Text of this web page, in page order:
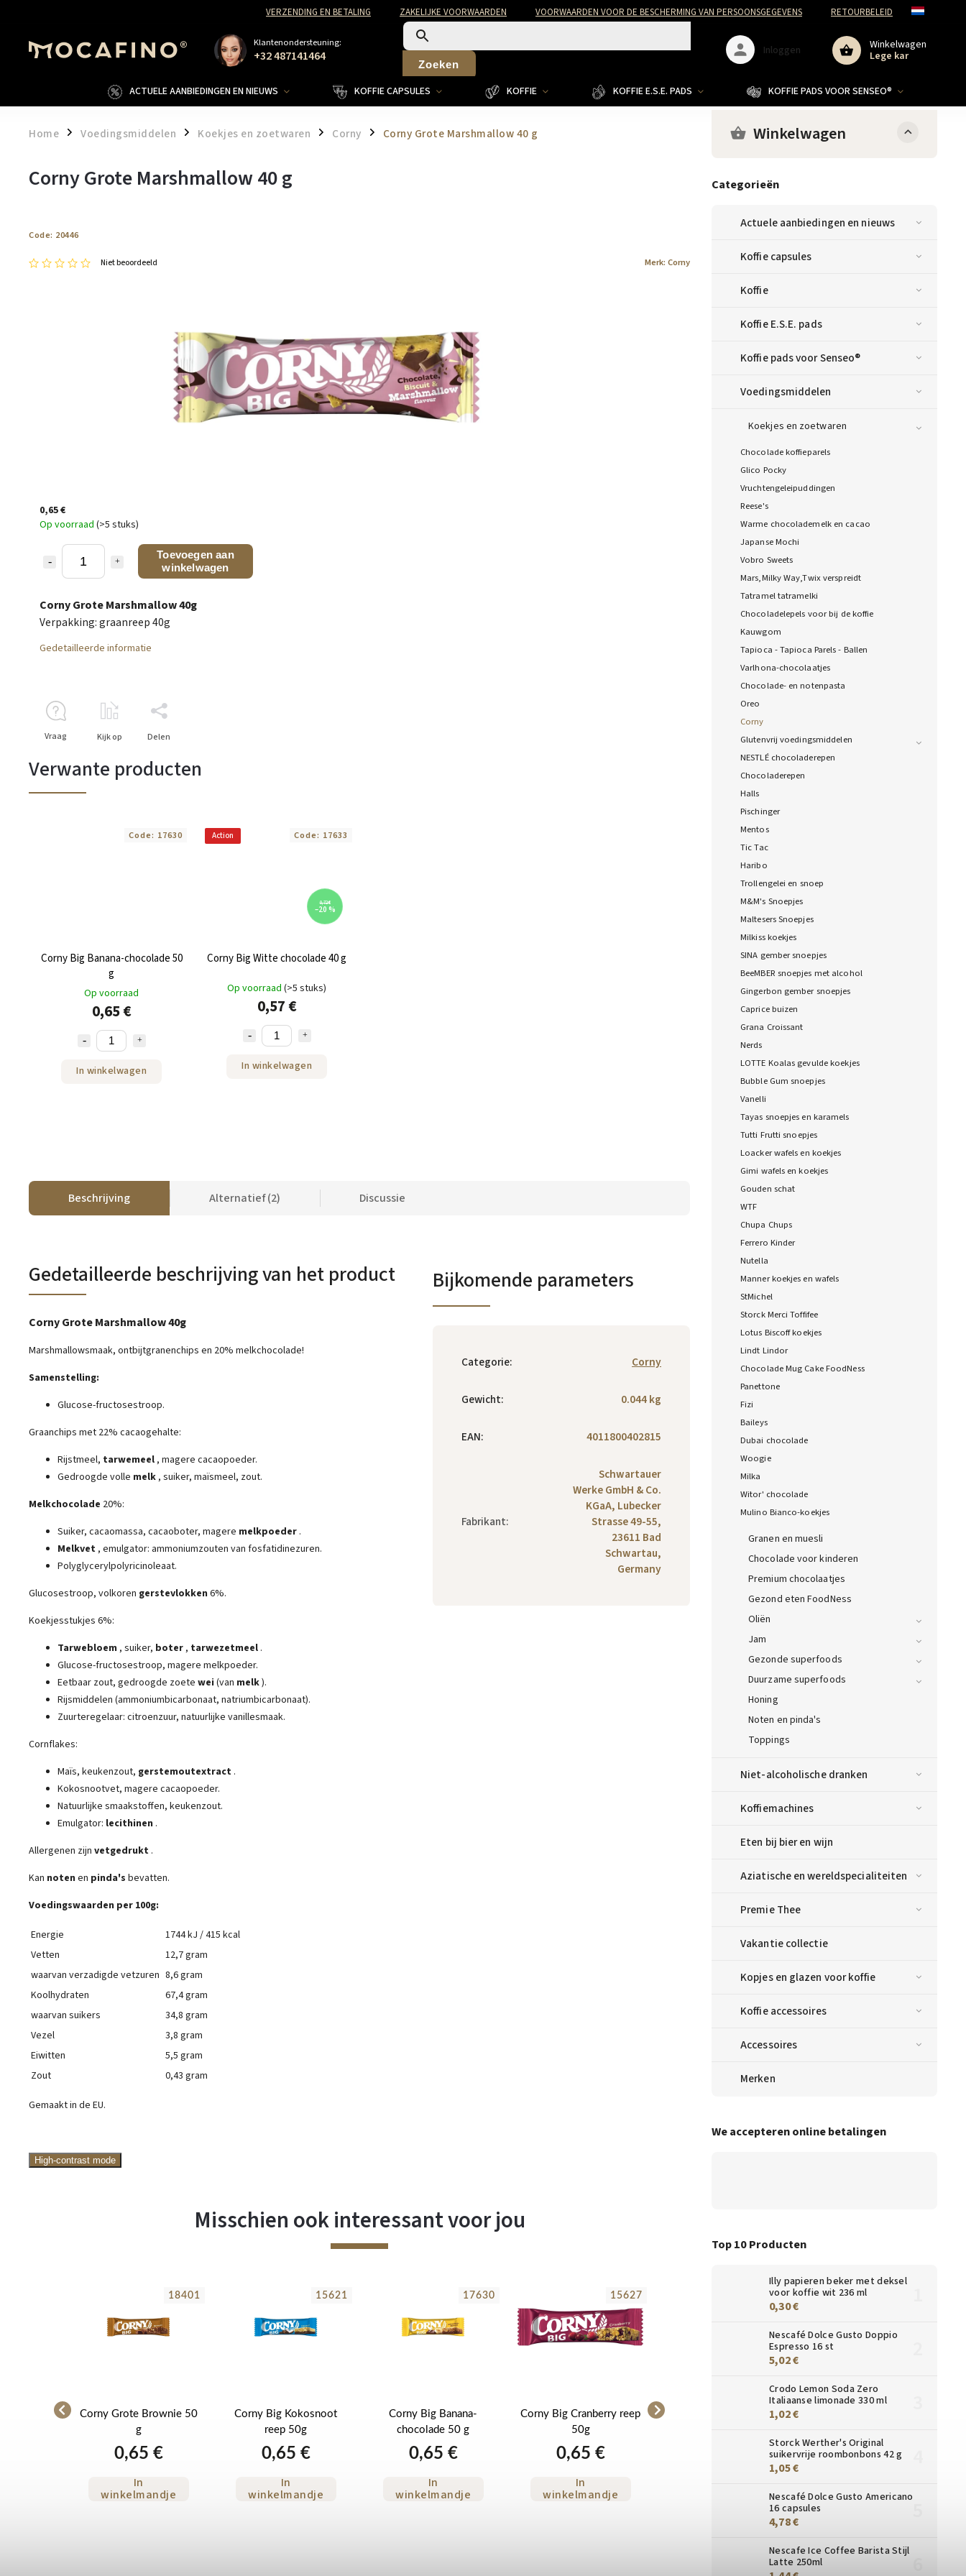
VERZENDING EN BETALING ZAKELIJKE VOORWAARDEN VOORWAARDEN VOOR DE BESCHERMING VAN PERSOONSGEGEVENS RETOURBELEID
Klantenondersteuning:
+32 487141464 Zoeken
Winkelwagen
Lege kar
Inloggen
ACTUELE AANBIEDINGEN EN NIEUWS KOFFIE CAPSULES KOFFIE KOFFIE E.S.E. PADS KOFFIE PADS VOOR SENSEO®
Home / Voedingsmiddelen / Koekjes en zoetwaren / Corny / Corny Grote Marshmallow 40 g Winkelwagen
Categorieën
Actuele aanbiedingen en nieuws
Koffie capsules
Koffie
Koffie E.S.E. pads
Koffie pads voor Senseo®
Voedingsmiddelen
Koekjes en zoetwaren
Chocolade koffieparels
Glico Pocky
Vruchtengeleipuddingen
Reese's
Warme chocolademelk en cacao
Japanse Mochi
Vobro Sweets
Mars,Milky Way,Twix verspreidt
Tatramel tatramelki
Chocoladelepels voor bij de koffie
Kauwgom
Tapioca - Tapioca Parels - Ballen
Varlhona-chocolaatjes
Chocolade- en notenpasta
Oreo
Corny
Glutenvrij voedingsmiddelen
NESTLÉ chocoladerepen
Chocoladerepen
Halls
Pischinger
Mentos
Tic Tac
Haribo
Trollengelei en snoep
M&M's Snoepjes
Maltesers Snoepjes
Milkiss koekjes
SINA gember snoepjes
BeeMBER snoepjes met alcohol
Gingerbon gember snoepjes
Caprice buizen
Grana Croissant
Nerds
LOTTE Koalas gevulde koekjes
Bubble Gum snoepjes
Vanelli
Tayas snoepjes en karamels
Tutti Frutti snoepjes
Loacker wafels en koekjes
Gimi wafels en koekjes
Gouden schat
WTF
Chupa Chups
Ferrero Kinder
Nutella
Manner koekjes en wafels
StMichel
Storck Merci Toffifee
Lotus Biscoff koekjes
Lindt Lindor
Chocolade Mug Cake FoodNess
Panettone
Fizi
Baileys
Dubai chocolade
Woogie
Milka
Witor' chocolade
Mulino Bianco-koekjes
Granen en muesli
Chocolade voor kinderen
Premium chocolaatjes
Gezond eten FoodNess
Oliën
Jam
Gezonde superfoods
Duurzame superfoods
Honing
Noten en pinda's
Toppings
Niet-alcoholische dranken
Koffiemachines
Eten bij bier en wijn
Aziatische en wereldspecialiteiten
Premie Thee
Vakantie collectie
Kopjes en glazen voor koffie
Koffie accessoires
Accessoires
Merken
We accepteren online betalingen
Top 10 Producten
Illy papieren beker met deksel
voor koffie wit 236 ml
0,30 €
Nescafé Dolce Gusto Doppio
Espresso 16 st
5,02 €
Crodo Lemon Soda Zero
Italiaanse limonade 330 ml
1,02 €
Storck Werther's Original
suikervrije roombonbons 42 g
1,05 €
Nescafé Dolce Gusto Americano
16 capsules
4,78 €
Nescafe Ice Coffee Barista Stijl
Latte 250ml
Corny Grote Marshmallow 40 g
Code: 20446
Niet beoordeeld Merk: Corny
0,65 €
Op voorraad (>5 stuks)
Toevoegen aan
winkelwagen
Corny Grote Marshmallow 40g
Verpakking: graanreep 40g
Gedetailleerde informatie
Vraag Kijk op Delen
Verwante producten
Corny Big Banana-chocolade 50
g
Op voorraad
0,65 €
In winkelwagen
Code: 17630 Action
0,72 €
–20 %
Corny Big Witte chocolade 40 g
Op voorraad (>5 stuks)
0,57 €
In winkelwagen
Code: 17633
Beschrijving Alternatief (2) Discussie
Gedetailleerde beschrijving van het product
Corny Grote Marshmallow 40g
Marshmallowsmaak, ontbijtgranenchips en 20% melkchocolade!
Samenstelling:
Glucose-fructosestroop.
Graanchips met 22% cacaogehalte:
Rijstmeel, tarwemeel , magere cacaopoeder.
Gedroogde volle melk , suiker, maïsmeel, zout.
Melkchocolade 20%:
Suiker, cacaomassa, cacaoboter, magere melkpoeder .
Melkvet , emulgator: ammoniumzouten van fosfatidinezuren.
Polyglycerylpolyricinoleaat.
Glucosestroop, volkoren gerstevlokken 6%.
Koekjesstukjes 6%:
Tarwebloem , suiker, boter , tarwezetmeel .
Glucose-fructosestroop, magere melkpoeder.
Eetbaar zout, gedroogde zoete wei (van melk).
Rijsmiddelen (ammoniumbicarbonaat, natriumbicarbonaat).
Zuurteregelaar: citroenzuur, natuurlijke vanillesmaak.
Cornflakes:
Maïs, keukenzout, gerstemoutextract .
Kokosnootvet, magere cacaopoeder.
Natuurlijke smaakstoffen, keukenzout.
Emulgator: lecithinen .
Allergenen zijn vetgedrukt .
Kan noten en pinda's bevatten.
Voedingswaarden per 100g:
Energie
1744 kJ / 415 kcal
Vetten
12,7 gram
waarvan verzadigde vetzuren 8,6 gram
Koolhydraten
67,4 gram
waarvan suikers
34,8 gram
Vezel
3,8 gram
Eiwitten
5,5 gram
Zout
0,43 gram
Gemaakt in de EU.
Bijkomende parameters
Categorie: Corny
Gewicht: 0.044 kg
EAN: 4011800402815
Fabrikant:
Schwartauer
Werke GmbH & Co.
KGaA, Lubecker
Strasse 49-55,
23611 Bad
Schwartau,
Germany
High-contrast mode
Misschien ook interessant voor jou
Corny Grote Brownie 50
g
0,65 €
In
winkelmandje
18401
Corny Big Kokosnoot
reep 50g
0,65 €
In
winkelmandje
15621
Corny Big Banana-
chocolade 50 g
0,65 €
In
winkelmandje
17630
Corny Big Cranberry reep
50g
0,65 €
In
winkelmandje
15627
Corny Big Pure Chocolade
17768
0,65 €
winkelmandje